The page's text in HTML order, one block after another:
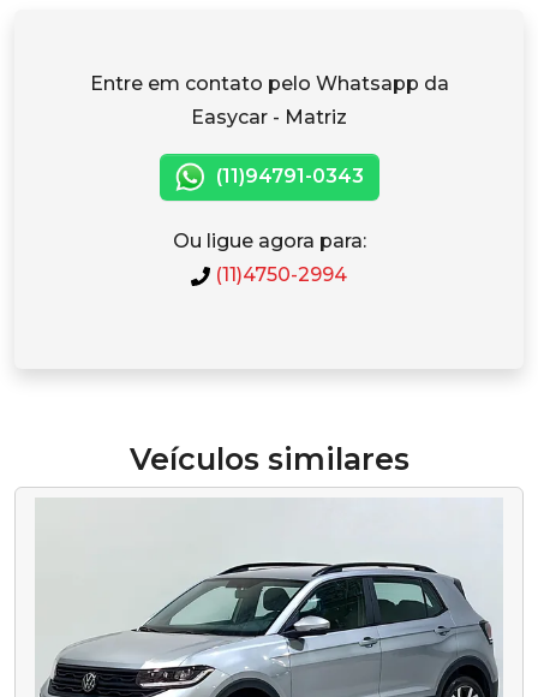
Entre em contato pelo Whatsapp da
Easycar - Matriz
(11)94791-0343
Ou ligue agora para:
(11)4750-2994
Veículos similares